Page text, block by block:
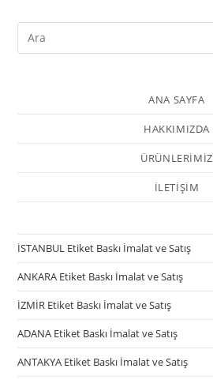
ANA SAYFA
HAKKIMIZDA
ÜRÜNLERİMİZ
İLETİŞİM
İSTANBUL Etiket Baskı İmalat ve Satış
ANKARA Etiket Baskı İmalat ve Satış
İZMİR Etiket Baskı İmalat ve Satış
ADANA Etiket Baskı İmalat ve Satış
ANTAKYA Etiket Baskı İmalat ve Satış